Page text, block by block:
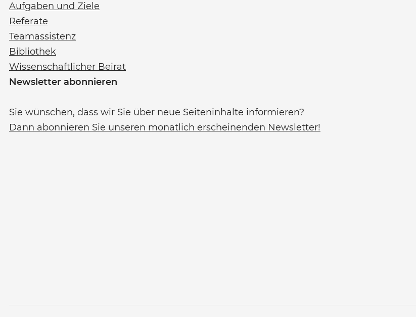
Aufgaben und Ziele
Referate
Teamassistenz
Bibliothek
Wissenschaftlicher Beirat
Newsletter abonnieren
Sie wünschen, dass wir Sie über neue Seiteninhalte informieren?
Dann abonnieren Sie unseren monatlich erscheinenden Newsletter!